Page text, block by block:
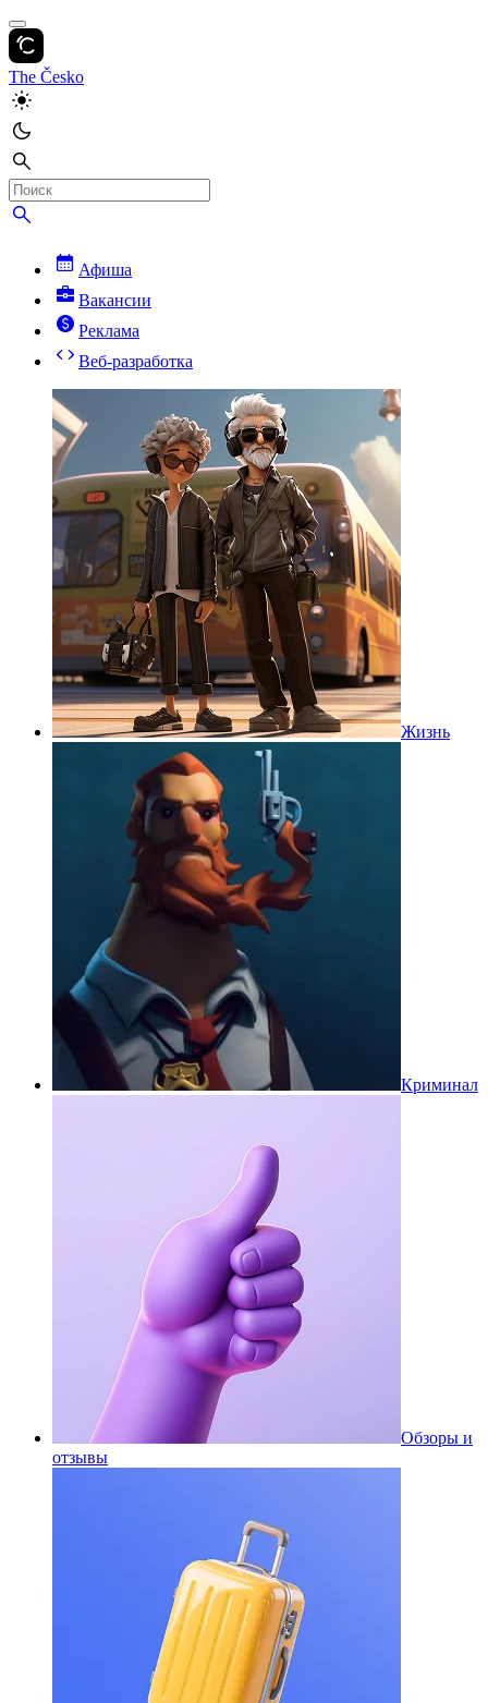
The Česko
Афиша
Вакансии
Реклама
Веб-разработка
Жизнь
Криминал
Обзоры и
отзывы